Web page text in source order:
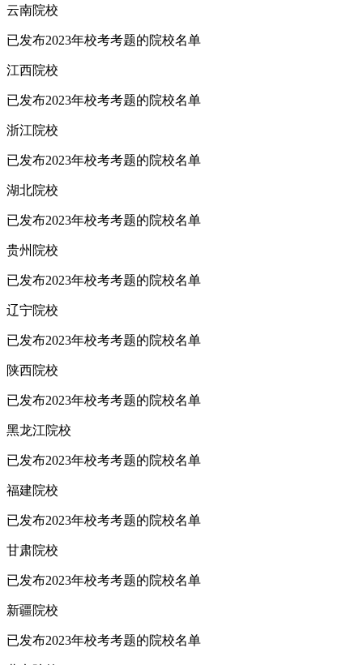
云南院校
已发布2023年校考考题的院校名单
江西院校
已发布2023年校考考题的院校名单
浙江院校
已发布2023年校考考题的院校名单
湖北院校
已发布2023年校考考题的院校名单
贵州院校
已发布2023年校考考题的院校名单
辽宁院校
已发布2023年校考考题的院校名单
陕西院校
已发布2023年校考考题的院校名单
黑龙江院校
已发布2023年校考考题的院校名单
福建院校
已发布2023年校考考题的院校名单
甘肃院校
已发布2023年校考考题的院校名单
新疆院校
已发布2023年校考考题的院校名单